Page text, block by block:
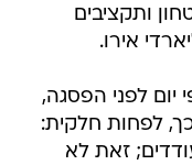
ותקציבים
אירו.
יום לפני הפסגה,
לפחות חלקית:
זאת לא